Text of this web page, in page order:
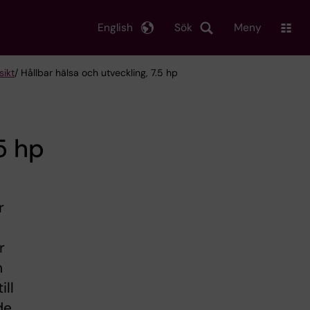
Sök
English Meny
/ Hållbar hälsa och utveckling, 7.5 hp
hp